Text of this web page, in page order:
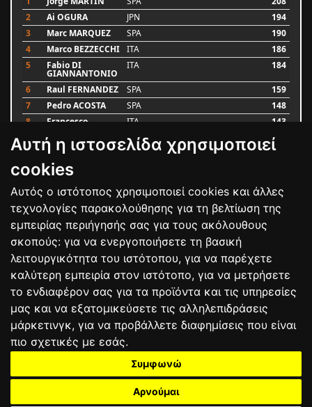
Αυτή η ιστοσελίδα χρησιμοποιεί
cookies
Αυτός ο ιστότοπος χρησιμοποιεί cookies και άλλες
τεχνολογίες παρακολούθησης για τη βελτίωση της
εμπειρίας περιήγησής σας για τους ακόλουθους
σκοπούς: για να ενεργοποιήσετε τη βασική
λειτουργικότητα του ιστότοπου, για να παρέχετε
καλύτερη εμπειρία στον ιστότοπο, για να μετρήσετε
το ενδιαφέρον σας για τα προϊόντα και τις υπηρεσίες
μας και να εξατομικεύσετε τις αλληλεπιδράσεις
μάρκετινγκ, για να προβάλλετε διαφημίσεις που είναι
πιο σχετικές με εσάς.
Συμφωνώ
Αρνούμαι
2
Ai OGURA JPN
194
3
Marc MARQUEZ SPA
190
4
Marco BEZZECCHI ITA
186
5
Fabio DI
GIANNANTONIO
ITA 184
6 Raul FERNANDEZ SPA
159
7
Pedro ACOSTA SPA
148
8
Francesco ITA 143
9 Alex MARQUEZ SPA
Luca MARINI
Bαθμολογία
ΟΡΟΙ ΧΡΗΣΗΣΠΟΛΙΤΙΚΗ ΠΡΟΣΤΑΣΙΑΣ
ΑΓΩΝΕΣΑΠΟΤΕΛΕΣΜΑΤΑΑΓΟΡΑ